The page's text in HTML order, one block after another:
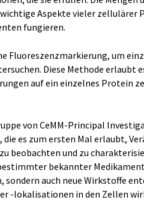
Aspekte vieler zellulärer
fungieren.
Fluoreszenzmarkierung, um
Diese Methode erlaubt
auf ein einzelnes Protein
von CeMM-Principal
es zum ersten Mal erlaubt,
beobachten und zu
bekannter
sondern auch neue Wirkstoffe
-lokalisationen in den Zellen